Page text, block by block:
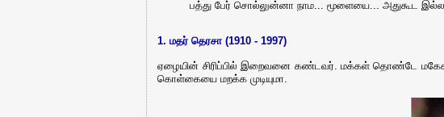
பத்து பேர் சொல்லுன்னா நாம... மூளையை... அதுகூட
1. மதர் தெரசா (1910 - 1997)
ஏழையின் சிரிப்பில் இறைவனை கண்டவர். மக்கள் தொண்டே
கொள்கையை மறக்க முடியுமா.